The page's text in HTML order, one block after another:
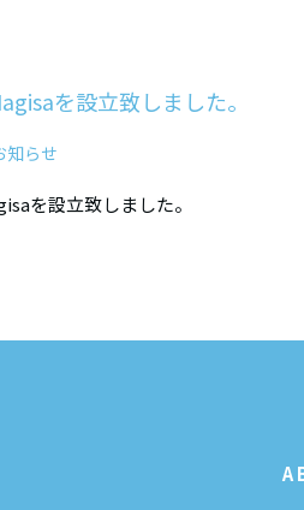
を設立致しました。
知らせ
を設立致しました。